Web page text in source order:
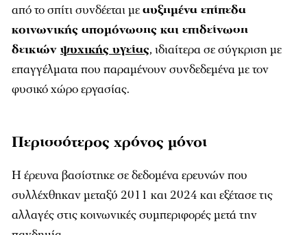
από το σπίτι συνδέεται μεαυξημένα επίπεδα
κοινωνικής απομόνωσης και επιδείνωση
δεικτών ψυχικής υγείας, ιδιαίτερα σε σύγκριση με
επαγγέλματα που παραμένουν συνδεδεμένα με τον
φυσικό χώρο εργασίας.
Περισσότερος χρόνος μόνοι
Η έρευνα βασίστηκε σε δεδομένα ερευνών που
συλλέχθηκαν μεταξύ 2011 και 2024 και εξέτασε τις
αλλαγές στις κοινωνικές συμπεριφορές μετά την